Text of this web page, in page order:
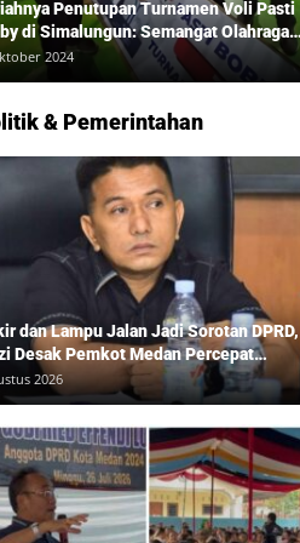
Penutupan Turnamen Voli Pasti
di Simalungun: Semangat Olahraga
Masyarakat Sehat Bersama Erwan
dan Ribuan Penonton!
2024
& Pemerintahan
dan Lampu Jalan Jadi Sorotan DPRD,
Desak Pemkot Medan Percepat
2026